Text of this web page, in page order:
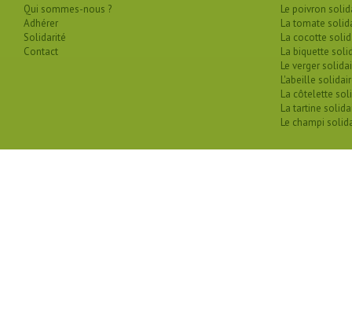
Qui sommes-nous ?
Adhérer
Solidarité
Contact
Le poivron
La tomate
La cocotte
La biquette
Le verger
L'abeille
La côtelette
La tartine
Le champi